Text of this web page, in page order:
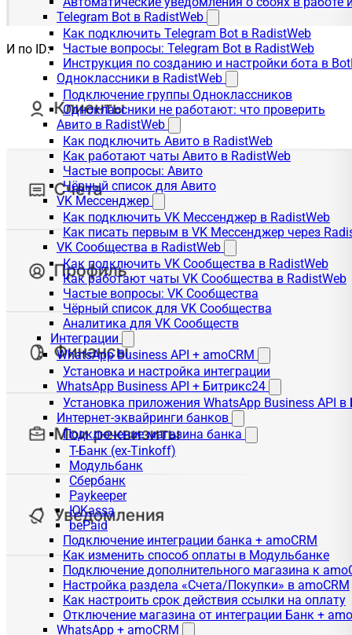
Telegram Bot в RadistWeb
Как подключить Telegram Bot в RadistWeb
Частые вопросы: Telegram Bot в RadistWeb
Инструкция по созданию и настройки бота в
Одноклассники в RadistWeb
Подключение группы Одноклассников
Одноклассники не работают: что проверить
Авито в RadistWeb
Как подключить Авито в RadistWeb
Как работают чаты Авито в RadistWeb
Частые вопросы: Авито
Чёрный список для Авито
VK Мессенджер
Как подключить VK Мессенджер в RadistWeb
Как писать первым в VK Мессенджер через
VK Сообщества в RadistWeb
Как подключить VK Сообщества в RadistWeb
Как работают чаты VK Сообщества в RadistWeb
Частые вопросы: VK Сообщества
Чёрный список для VK Сообщества
Аналитика для VK Сообществ
Интеграции
WhatsApp Business API + amoCRM
Установка и настройка интеграции
WhatsApp Business API + Битрикс24
Установка приложения WhatsApp Business API
Интернет-эквайринги банков
Подключение магазина банка
Т-Банк (ex-Tinkoff)
Модульбанк
Сбербанк
Paykeeper
ЮKassa
bePaid
Подключение интеграции банка + amoCRM
Как изменить способ оплаты в Модульбанке
Подключение дополнительного магазина к
Настройка раздела «Счета/Покупки» в amoCRM
Как настроить срок действия ссылки на оплату
Отключение магазина от интеграции Банк +
WhatsApp + amoCRM
И по ID: